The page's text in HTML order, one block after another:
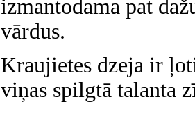
izmantodama pat
vārdus.
Kraujietes dzeja ir
viņas spilgtā talanta